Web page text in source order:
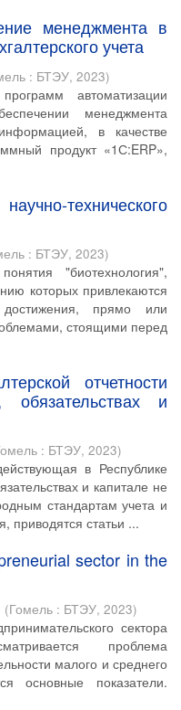
менеджмента в
учета
: БТЭУ, 2023)
автоматизации
менеджмента
в качестве
продукт «1С:ERP»,
технического
: БТЭУ, 2023)
"биотехнология",
которых привлекаются
прямо или
стоящими перед
отчетности
обязательствах и
: БТЭУ, 2023)
в Республике
и капитале не
стандартам учета и
приводятся статьи ...
sector in the
(Гомель : БТЭУ, 2023)
сектора
проблема
малого и среднего
основные показатели.